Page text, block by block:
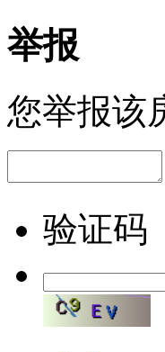
举报
您举报该
验证码